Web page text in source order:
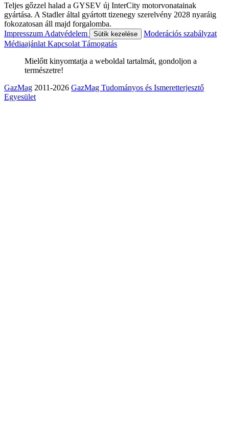
Teljes gőzzel halad a GYSEV új InterCity motorvonatainak
gyártása. A Stadler által gyártott tizenegy szerelvény 2028 nyaráig
fokozatosan áll majd forgalomba.
Impresszum Adatvédelem Sütik kezelése
Moderációs szabályzat
Médiaajánlat Kapcsolat Támogatás
Mielőtt kinyomtatja a weboldal tartalmát, gondoljon a
természetre!
GazMag 2011-2026 GazMag Tudományos és Ismeretterjesztő
Egyesület